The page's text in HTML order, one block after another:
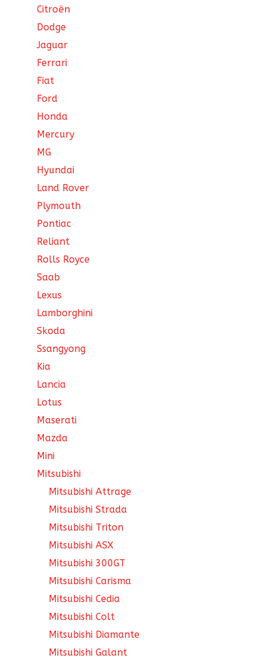
Citroën
Dodge
Jaguar
Ferrari
Fiat
Ford
Honda
Mercury
MG
Hyundai
Land Rover
Plymouth
Pontiac
Reliant
Rolls Royce
Saab
Lexus
Lamborghini
Skoda
Ssangyong
Kia
Lancia
Lotus
Maserati
Mazda
Mini
Mitsubishi
Mitsubishi Attrage
Mitsubishi Strada
Mitsubishi Triton
Mitsubishi ASX
Mitsubishi 300GT
Mitsubishi Carisma
Mitsubishi Cedia
Mitsubishi Colt
Mitsubishi Diamante
Mitsubishi Galant